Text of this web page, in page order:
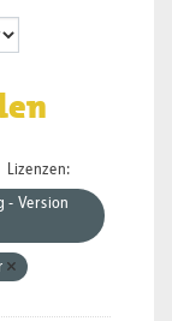
Lizenzen:
- Version